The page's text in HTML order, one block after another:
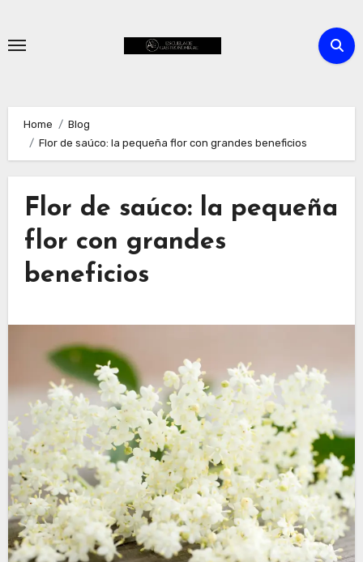
content
Home
Blog
Flor de saúco: la pequeña flor con grandes beneficios
Flor de saúco: la pequeña
flor con grandes
beneficios